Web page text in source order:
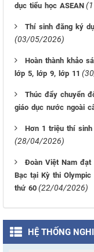
dục tiểu học ASEAN
Thí sinh đăng ký
(03/05/2026)
Hoàn thành khảo
lớp 5, lớp 9, lớp 11
Thúc đẩy chuyển
giáo dục nước ngoài
Hơn 1 triệu thí
(28/04/2026)
Đoàn Việt Nam đạt
Bạc tại Kỳ thi Olympic
thứ 60 (22/04/2026)
HỆ THỐNG